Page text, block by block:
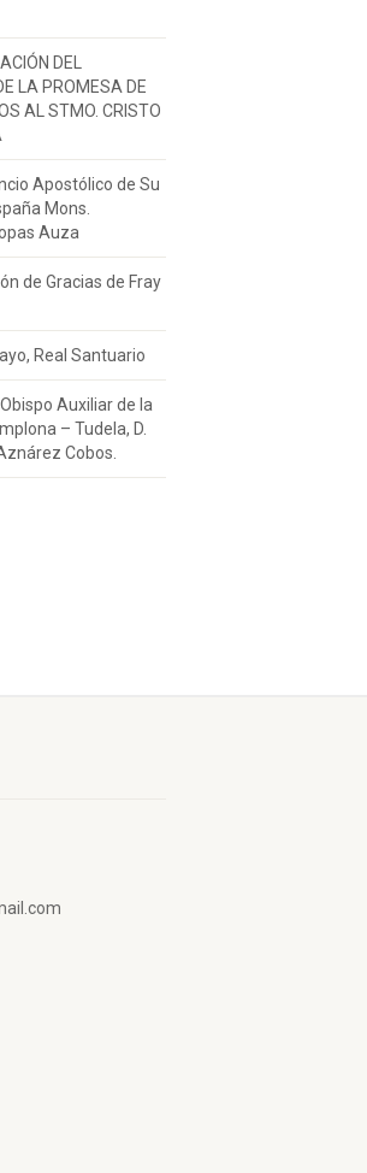
DEL
LA PROMESA DE
AL STMO. CRISTO
Apostólico de Su
Mons.
Auza
de Gracias de Fray
Real Santuario
Auxiliar de la
– Tudela, D.
Cobos.